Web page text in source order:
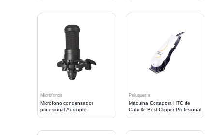
Micrófonos
Micrófono condensador
profesional Audiopro
Peluquería
Máquina Cortadora HTC de
Cabello Best Clipper Profesional